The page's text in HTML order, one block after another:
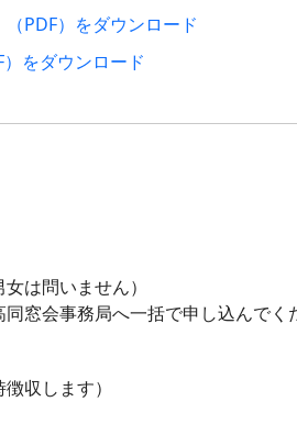
PDF）をダウンロード
をダウンロード
は問いません）
窓会事務局へ一括で申し込んでく
収します）